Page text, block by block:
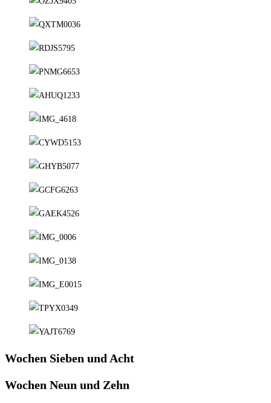
Wochen Sieben und Acht
Wochen Neun und Zehn